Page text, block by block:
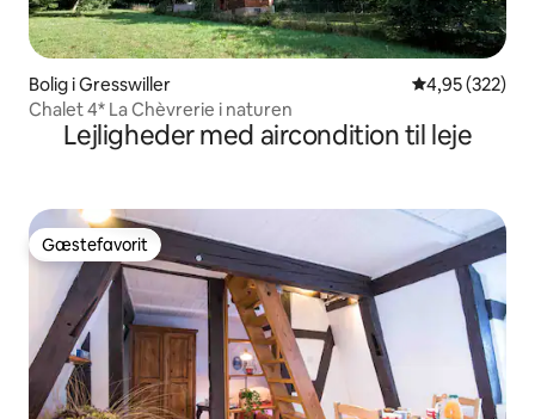
Bolig i Gresswiller 4,95 ud af 5 i
4,95 (322)
Chalet 4* La Chèvrerie i naturen
Lejligheder med aircondition til leje
Gæstefavorit
Gæstefavorit